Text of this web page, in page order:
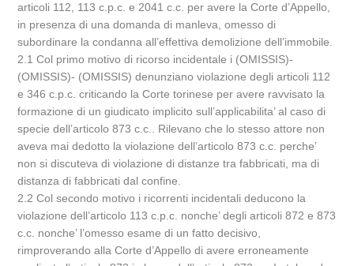
articoli 112, 113 c.p.c. e 2041 c.c. per avere la Corte d’Appello,
in presenza di una domanda di manleva, omesso di
subordinare la condanna all’effettiva demolizione dell’immobile.
2.1 Col primo motivo di ricorso incidentale i (OMISSIS)-
(OMISSIS)- (OMISSIS) denunziano violazione degli articoli 112
e 346 c.p.c. criticando la Corte torinese per avere ravvisato la
formazione di un giudicato implicito sull’applicabilita’ al caso di
specie dell’articolo 873 c.c.. Rilevano che lo stesso attore non
aveva mai dedotto la violazione dell’articolo 873 c.c. perche’
non si discuteva di violazione di distanze tra fabbricati, ma di
distanza di fabbricati dal confine.
2.2 Col secondo motivo i ricorrenti incidentali deducono la
violazione dell’articolo 113 c.p.c. nonche’ degli articoli 872 e 873
c.c. nonche’ l’omesso esame di un fatto decisivo,
rimproverando alla Corte d’Appello di avere erroneamente